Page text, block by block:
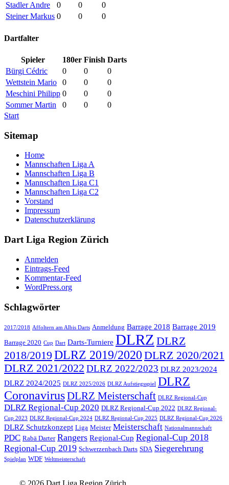
Stadler Andre
0 0
0
Steiner Markus 0 0 0
Dartfalter
Spieler 180er Finish Darts
Bürgi Cédric
0 0
0
Wettstein Mario
0 0
0
Meschini Philipp 0 0
0
Sommer Martin
0 0
0
Start
Sitemap
Home
Mannschaften Liga A
Mannschaften Liga B
Mannschaften Liga C1
Mannschaften Liga C2
Vorstand
Impressum
Datenschutzerklärung
Dart Liga Region Zürich
Anmelden
Eintrags-Feed
Kommentar-Feed
WordPress.org
Schlagwörter
2017/2018 Affoltern am Albis Darts Anmeldung Barrage 2018 Barrage 2019
Barrage 2020 Cup Dart Darts-Turniere DLRZ DLRZ
2018/2019 DLRZ 2019/2020 DLRZ 2020/2021
DLRZ 2021/2022 DLRZ 2022/2023 DLRZ 2023/2024
DLRZ 2024/2025 DLRZ 2025/2026 DLRZ Aufstiegsspiel DLRZ
CoronavirusDLRZ Meisterschaft DLRZ Regional-Cup
DLRZ Regional-Cup 2020 DLRZ Regional-Cup 2022 DLRZ Regional-
Cup 2023 DLRZ Regional-Cup 2024 DLRZ Regional-Cup 2025 DLRZ Regional-Cup 2026
DLRZ Schutzkonzept Liga Meister Meisterschaft Nationalmannschaft
PDC Rabä Darter Rangers Regional-Cup Regional-Cup 2018
Regional-Cup 2019 Schwerzenbach Darts SDA Siegerehrung
Spielplan WDF Weltmeisterschaft